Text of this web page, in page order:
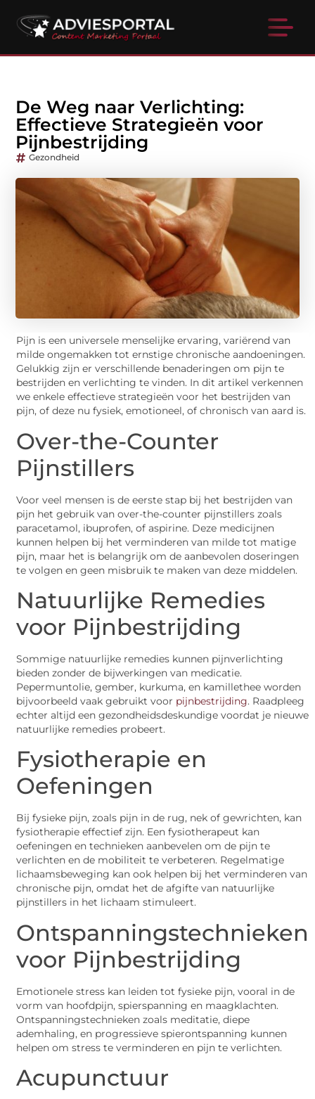
De Weg naar Verlichting:
Effectieve Strategieën voor
Pijnbestrijding
Gezondheid
Pijn is een universele menselijke ervaring, variërend van
milde ongemakken tot ernstige chronische aandoeningen.
Gelukkig zijn er verschillende benaderingen om pijn te
bestrijden en verlichting te vinden. In dit artikel verkennen
we enkele effectieve strategieën voor het bestrijden van
pijn, of deze nu fysiek, emotioneel, of chronisch van aard is.
Over-the-Counter
Pijnstillers
Voor veel mensen is de eerste stap bij het bestrijden van
pijn het gebruik van over-the-counter pijnstillers zoals
paracetamol, ibuprofen, of aspirine. Deze medicijnen
kunnen helpen bij het verminderen van milde tot matige
pijn, maar het is belangrijk om de aanbevolen doseringen
te volgen en geen misbruik te maken van deze middelen.
Natuurlijke Remedies
voor Pijnbestrijding
Sommige natuurlijke remedies kunnen pijnverlichting
bieden zonder de bijwerkingen van medicatie.
Pepermuntolie, gember, kurkuma, en kamillethee worden
bijvoorbeeld vaak gebruikt voor pijnbestrijding. Raadpleeg
echter altijd een gezondheidsdeskundige voordat je nieuwe
natuurlijke remedies probeert.
Fysiotherapie en
Oefeningen
Bij fysieke pijn, zoals pijn in de rug, nek of gewrichten, kan
fysiotherapie effectief zijn. Een fysiotherapeut kan
oefeningen en technieken aanbevelen om de pijn te
verlichten en de mobiliteit te verbeteren. Regelmatige
lichaamsbeweging kan ook helpen bij het verminderen van
chronische pijn, omdat het de afgifte van natuurlijke
pijnstillers in het lichaam stimuleert.
Ontspanningstechnieken
voor Pijnbestrijding
Emotionele stress kan leiden tot fysieke pijn, vooral in de
vorm van hoofdpijn, spierspanning en maagklachten.
Ontspanningstechnieken zoals meditatie, diepe
ademhaling, en progressieve spierontspanning kunnen
helpen om stress te verminderen en pijn te verlichten.
Acupunctuur